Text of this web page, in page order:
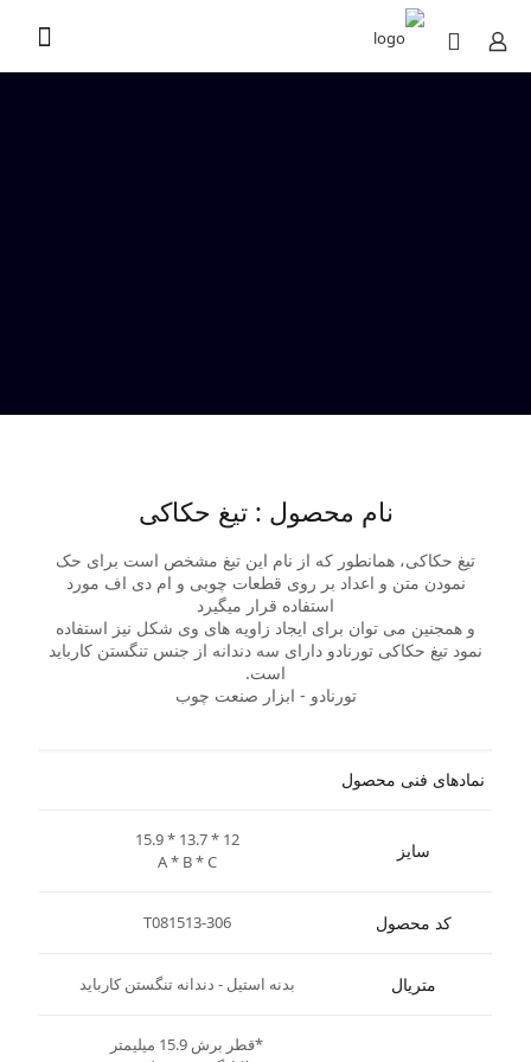
نام محصول : تیغ حکاکی
تیغ حکاکی، همانطور که از نام این تیغ مشخص است برای حک
نمودن متن و اعداد بر روی قطعات چوبی و ام دی اف مورد
استفاده قرار میگیرد
و همجنین می توان برای ایجاد زاویه های وی شکل نیز استفاده
نمود تیغ حکاکی تورنادو دارای سه دندانه از جنس تنگستن کارباید
است.
تورنادو - ابزار صنعت چوب
نمادهای فنی محصول
سایز
15.9 * 13.7 * 12
A * B * C
کد محصول T081513-306
متریال بدنه استیل - دندانه تنگستن کارباید
*قطر برش 15.9 میلیمتر